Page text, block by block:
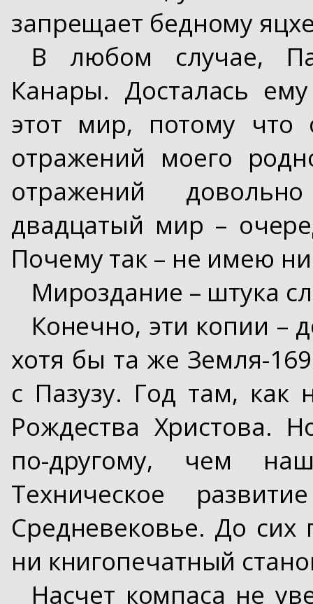
запрещает бедному
В любом случае,
Канары. Досталась
этот мир, потому что
отражений моего
отражений
двадцатый мир –
Почему так – не имею
Мироздание – штука
Конечно, эти копии –
хотя бы та же Земля-
с Пазузу. Год там, как
Рождества Христова.
по-другому, чем
Техническое
Средневековье. До
ни книгопечатный
Насчет компаса не